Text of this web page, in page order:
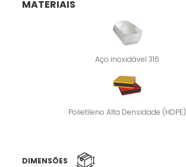
MATERIAIS
Aço inoxidável 316
Polietileno Alta Densidade (HDPE)
DIMENSÕES